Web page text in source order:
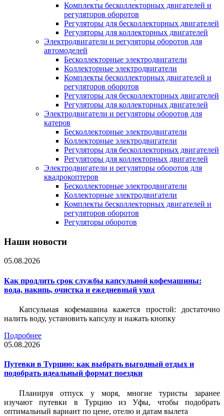
Комплекты бесколлекторных двигателей и
регуляторов оборотов
Регуляторы для бесколлекторных двигателей
Регуляторы для коллекторных двигателей
Электродвигатели и регуляторы оборотов для
автомоделей
Бесколлекторные электродвигатели
Коллекторные электродвигатели
Комплекты бесколлекторных двигателей и
регуляторов оборотов
Регуляторы для бесколлекторных двигателей
Регуляторы для коллекторных двигателей
Электродвигатели и регуляторы оборотов для
катеров
Бесколлекторные электродвигатели
Коллекторные электродвигатели
Регуляторы для бесколлекторных двигателей
Регуляторы для коллекторных двигателей
Электродвигатели и регуляторы оборотов для
квадрокоптеров
Бесколлекторные электродвигатели
Коллекторные электродвигатели
Комплекты бесколлекторных двигателей и
регуляторов оборотов
Регуляторы оборотов
Наши новости
05.08.2026
Как продлить срок службы капсульной кофемашины:
вода, накипь, очистка и ежедневный уход
Капсульная кофемашина кажется простой: достаточно
налить воду, установить капсулу и нажать кнопку
Подробнее
05.08.2026
Путевки в Турцию: как выбрать выгодный отдых и
подобрать идеальный формат поездки
Планируя отпуск у моря, многие туристы заранее
изучают путевки в Турцию из Уфы, чтобы подобрать
оптимальный вариант по цене, отелю и датам вылета